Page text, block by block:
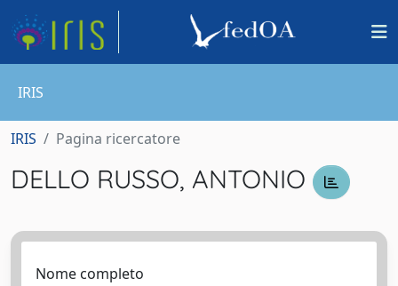
IRIS
IRIS Pagina ricercatore
DELLO RUSSO, ANTONIO
Nome completo